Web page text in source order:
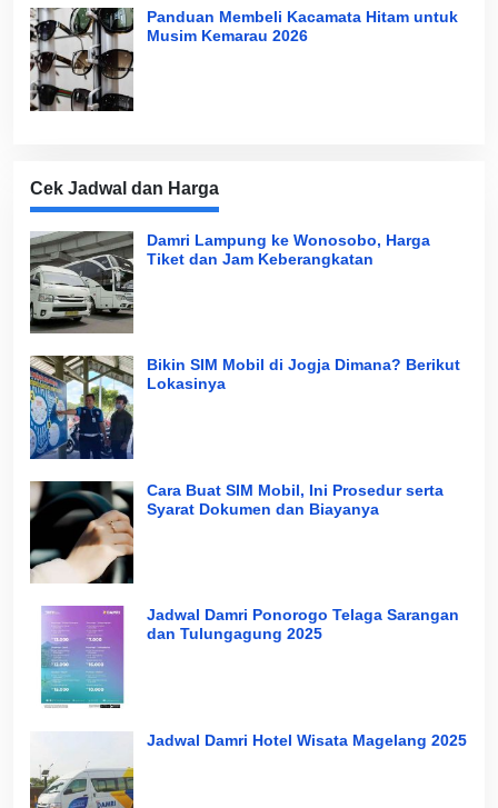
Panduan Membeli Kacamata Hitam untuk
Musim Kemarau 2026
Cek Jadwal dan Harga
Damri Lampung ke Wonosobo, Harga
Tiket dan Jam Keberangkatan
Bikin SIM Mobil di Jogja Dimana? Berikut
Lokasinya
Cara Buat SIM Mobil, Ini Prosedur serta
Syarat Dokumen dan Biayanya
Jadwal Damri Ponorogo Telaga Sarangan
dan Tulungagung 2025
Jadwal Damri Hotel Wisata Magelang 2025